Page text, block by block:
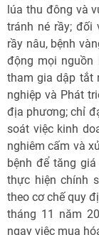
lúa thu đông và
tránh né rầy; đối
rầy nâu, bệnh
động mọi nguồn
tham gia dập tắt
nghiệp và Phát
địa phương; chỉ
soát việc kinh
nghiêm cấm và
bệnh để tăng
thực hiện chính
theo cơ chế quy
tháng 11 năm
ngay việc mua